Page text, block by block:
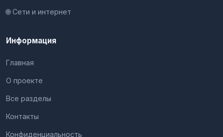
🌐 Сети и интернет
Информация
Главная
О проекте
Все разделы
Контакты
Конфиденциальность